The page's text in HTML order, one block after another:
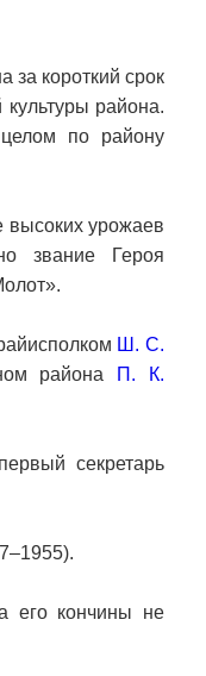
за короткий срок
культуры района.
по району
высоких урожаев
звание Героя
Ш. С.
района
П. К.
секретарь
его кончины не